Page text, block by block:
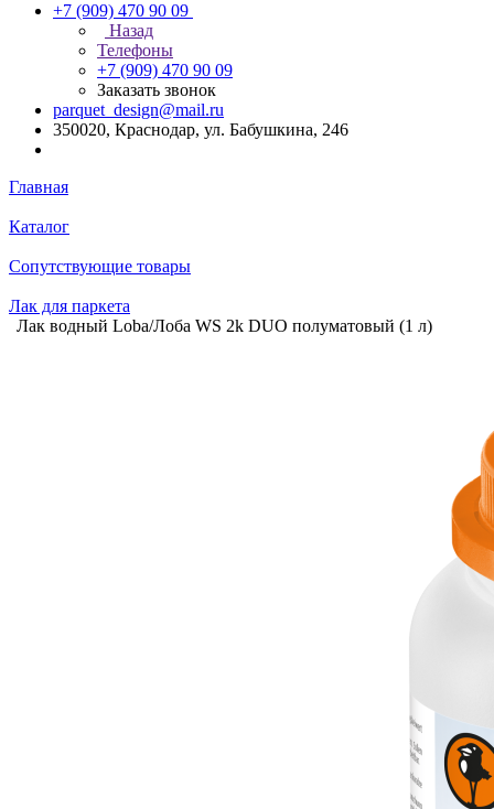
+7 (909) 470 90 09
Назад
Телефоны
+7 (909) 470 90 09
Заказать звонок
parquet_design@mail.ru
350020, Краснодар, ул. Бабушкина, 246
Главная
Каталог
Сопутствующие товары
Лак для паркета
Лак водный Loba/Лоба WS 2k DUO полуматовый (1 л)